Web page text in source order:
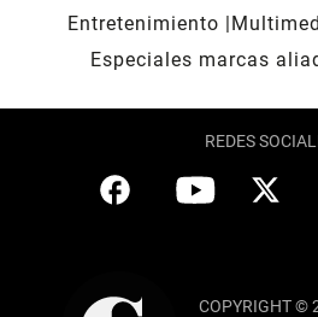
Entretenimiento
Especiales marcas
REDES
COPYRIGHT ©